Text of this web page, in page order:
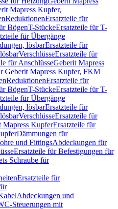
Mapress Kupfer,
ReduktionenErsatzteile für
BögenT-StückeErsatzteile für T-
für Übergänge
lösbarErsatzteile für
VerschlüsseErsatzteile für
für AnschlüsseGeberit Mapress
Geberit Mapress Kupfer, FKM
ReduktionenErsatzteile für
BögenT-StückeErsatzteile für T-
für Übergänge
lösbarErsatzteile für
VerschlüsseErsatzteile für
Mapress KupferErsatzteile für
Dämmungen für
und FittingsAbdeckungen für
Ersatzteile für Befestigungen für
Schraube für
Ersatzteile für
Abdeckungen und
Steuerungen mit